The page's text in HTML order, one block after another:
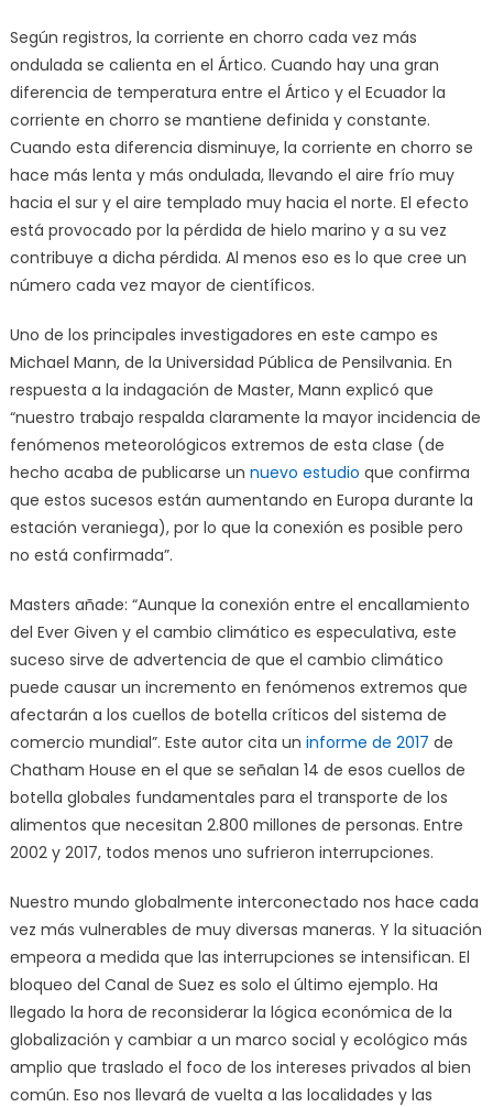
Según registros, la corriente en chorro cada vez más
ondulada se calienta en el Ártico. Cuando hay una gran
diferencia de temperatura entre el Ártico y el Ecuador la
corriente en chorro se mantiene definida y constante.
Cuando esta diferencia disminuye, la corriente en chorro se
hace más lenta y más ondulada, llevando el aire frío muy
hacia el sur y el aire templado muy hacia el norte. El efecto
está provocado por la pérdida de hielo marino y a su vez
contribuye a dicha pérdida. Al menos eso es lo que cree un
número cada vez mayor de científicos.
Uno de los principales investigadores en este campo es
Michael Mann, de la Universidad Pública de Pensilvania. En
respuesta a la indagación de Master, Mann explicó que
“nuestro trabajo respalda claramente la mayor incidencia de
fenómenos meteorológicos extremos de esta clase (de
hecho acaba de publicarse un nuevo estudio que confirma
que estos sucesos están aumentando en Europa durante la
estación veraniega), por lo que la conexión es posible pero
no está confirmada”.
Masters añade: “Aunque la conexión entre el encallamiento
del Ever Given y el cambio climático es especulativa, este
suceso sirve de advertencia de que el cambio climático
puede causar un incremento en fenómenos extremos que
afectarán a los cuellos de botella críticos del sistema de
comercio mundial”. Este autor cita un informe de 2017 de
Chatham House en el que se señalan 14 de esos cuellos de
botella globales fundamentales para el transporte de los
alimentos que necesitan 2.800 millones de personas. Entre
2002 y 2017, todos menos uno sufrieron interrupciones.
Nuestro mundo globalmente interconectado nos hace cada
vez más vulnerables de muy diversas maneras. Y la situación
empeora a medida que las interrupciones se intensifican. El
bloqueo del Canal de Suez es solo el último ejemplo. Ha
llegado la hora de reconsiderar la lógica económica de la
globalización y cambiar a un marco social y ecológico más
amplio que traslado el foco de los intereses privados al bien
común. Eso nos llevará de vuelta a las localidades y las